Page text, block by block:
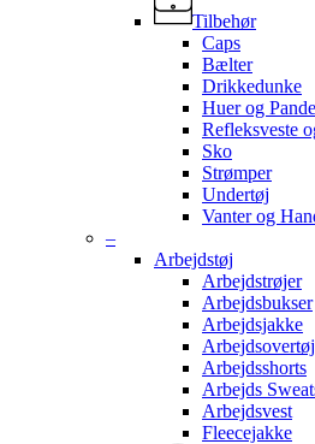
Tilbehør
Caps
Bælter
Drikkedunke
Huer og
Refleksveste
Sko
Strømper
Undertøj
Vanter og
–
Arbejdstøj
Arbejdstrøjer
Arbejdsbukser
Arbejdsjakke
Arbejdsovertøj
Arbejdsshorts
Arbejds
Arbejdsvest
Fleecejakke